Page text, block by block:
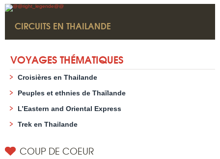
CIRCUITS EN THAILANDE
VOYAGES THÉMATIQUES
Croisières en Thailande
Peuples et ethnies de Thaïlande
L’Eastern and Oriental Express
Trek en Thailande
COUP DE COEUR